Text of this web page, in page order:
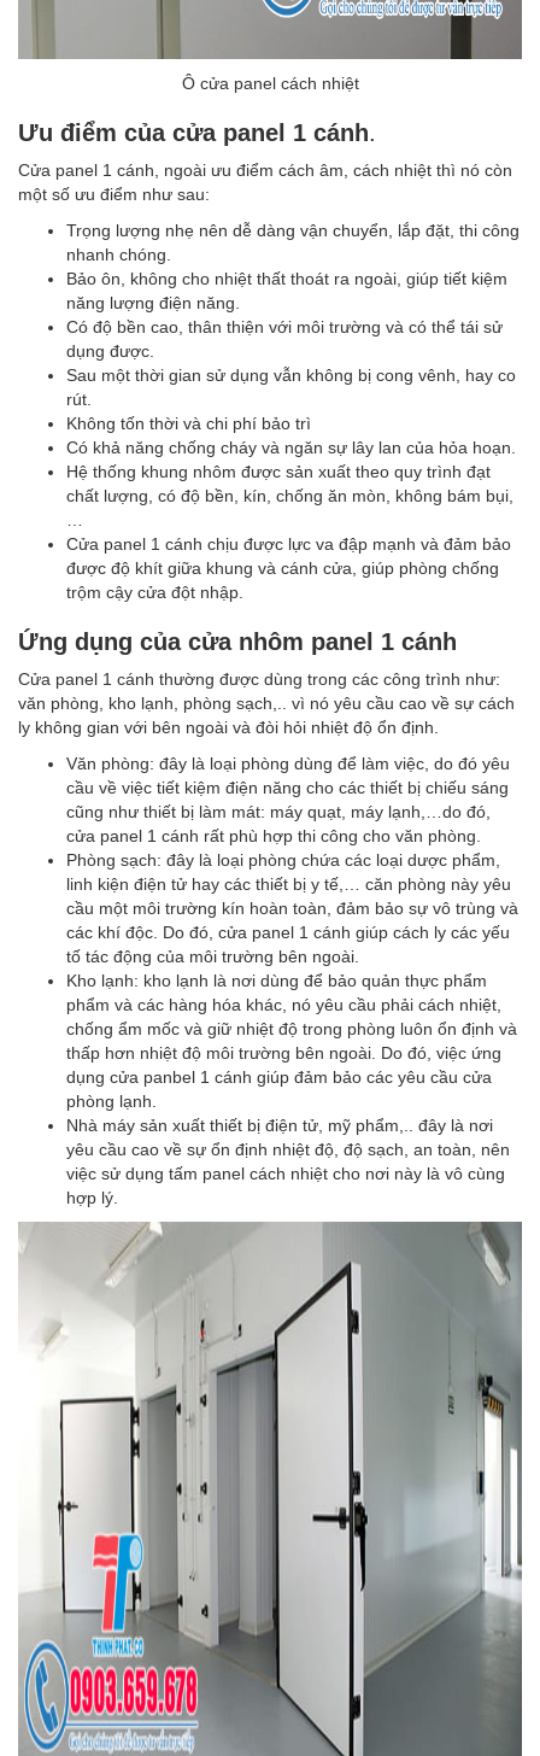
Ô cửa panel cách nhiệt
Ưu điểm của cửa panel 1 cánh.
Cửa panel 1 cánh, ngoài ưu điểm cách âm, cách nhiệt thì nó còn
một số ưu điểm như sau:
Trọng lượng nhẹ nên dễ dàng vận chuyển, lắp đặt, thi công
nhanh chóng.
Bảo ôn, không cho nhiệt thất thoát ra ngoài, giúp tiết kiệm
năng lượng điện năng.
Có độ bền cao, thân thiện với môi trường và có thể tái sử
dụng được.
Sau một thời gian sử dụng vẫn không bị cong vênh, hay co
rút.
Không tốn thời và chi phí bảo trì
Có khả năng chống cháy và ngăn sự lây lan của hỏa hoạn.
Hệ thống khung nhôm được sản xuất theo quy trình đạt
chất lượng, có độ bền, kín, chống ăn mòn, không bám bụi,
Cửa panel 1 cánh chịu được lực va đập mạnh và đảm bảo
được độ khít giữa khung và cánh cửa, giúp phòng chống
trộm cậy cửa đột nhập.
Ứng dụng của cửa nhôm panel 1 cánh
Cửa panel 1 cánh thường được dùng trong các công trình như:
văn phòng, kho lạnh, phòng sạch,.. vì nó yêu cầu cao về sự cách
ly không gian với bên ngoài và đòi hỏi nhiệt độ ổn định.
Văn phòng: đây là loại phòng dùng để làm việc, do đó yêu
cầu về việc tiết kiệm điện năng cho các thiết bị chiếu sáng
cũng như thiết bị làm mát: máy quạt, máy lạnh,…do đó,
cửa panel 1 cánh rất phù hợp thi công cho văn phòng.
Phòng sạch: đây là loại phòng chứa các loại dược phẩm,
linh kiện điện tử hay các thiết bị y tế,… căn phòng này yêu
cầu một môi trường kín hoàn toàn, đảm bảo sự vô trùng và
các khí độc. Do đó, cửa panel 1 cánh giúp cách ly các yếu
tố tác động của môi trường bên ngoài.
Kho lạnh: kho lạnh là nơi dùng để bảo quản thực phẩm
phẩm và các hàng hóa khác, nó yêu cầu phải cách nhiệt,
chống ẩm mốc và giữ nhiệt độ trong phòng luôn ổn định và
thấp hơn nhiệt độ môi trường bên ngoài. Do đó, việc ứng
dụng cửa panbel 1 cánh giúp đảm bảo các yêu cầu cửa
phòng lạnh.
Nhà máy sản xuất thiết bị điện tử, mỹ phẩm,.. đây là nơi
yêu cầu cao về sự ổn định nhiệt độ, độ sạch, an toàn, nên
việc sử dụng tấm panel cách nhiệt cho nơi này là vô cùng
hợp lý.